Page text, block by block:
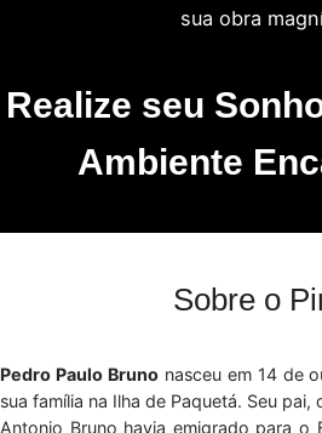
sua obra
Realize seu
Ambiente
Sobre o
Pedro Paulo Brunonasceu em 14 de
sua família na Ilha de Paquetá. Seu
Antonio Bruno havia emigrado para o